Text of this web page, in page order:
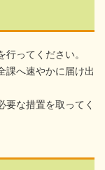
ってください。
課へ速やかに届け出
要な措置を取ってく